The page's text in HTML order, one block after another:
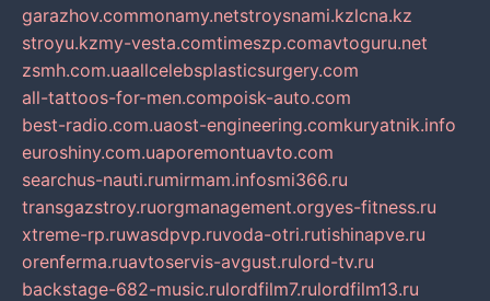
garazhov.commonamy.netstroysnami.kzlcna.kz
stroyu.kzmy-vesta.comtimeszp.comavtoguru.net
zsmh.com.uaallcelebsplasticsurgery.com
all-tattoos-for-men.compoisk-auto.com
best-radio.com.uaost-engineering.comkuryatnik.info
euroshiny.com.uaporemontuavto.com
searchus-nauti.rumirmam.infosmi366.ru
transgazstroy.ruorgmanagement.orgyes-fitness.ru
xtreme-rp.ruwasdpvp.ruvoda-otri.rutishinapve.ru
orenferma.ruavtoservis-avgust.rulord-tv.ru
backstage-682-music.rulordfilm7.rulordfilm13.ru